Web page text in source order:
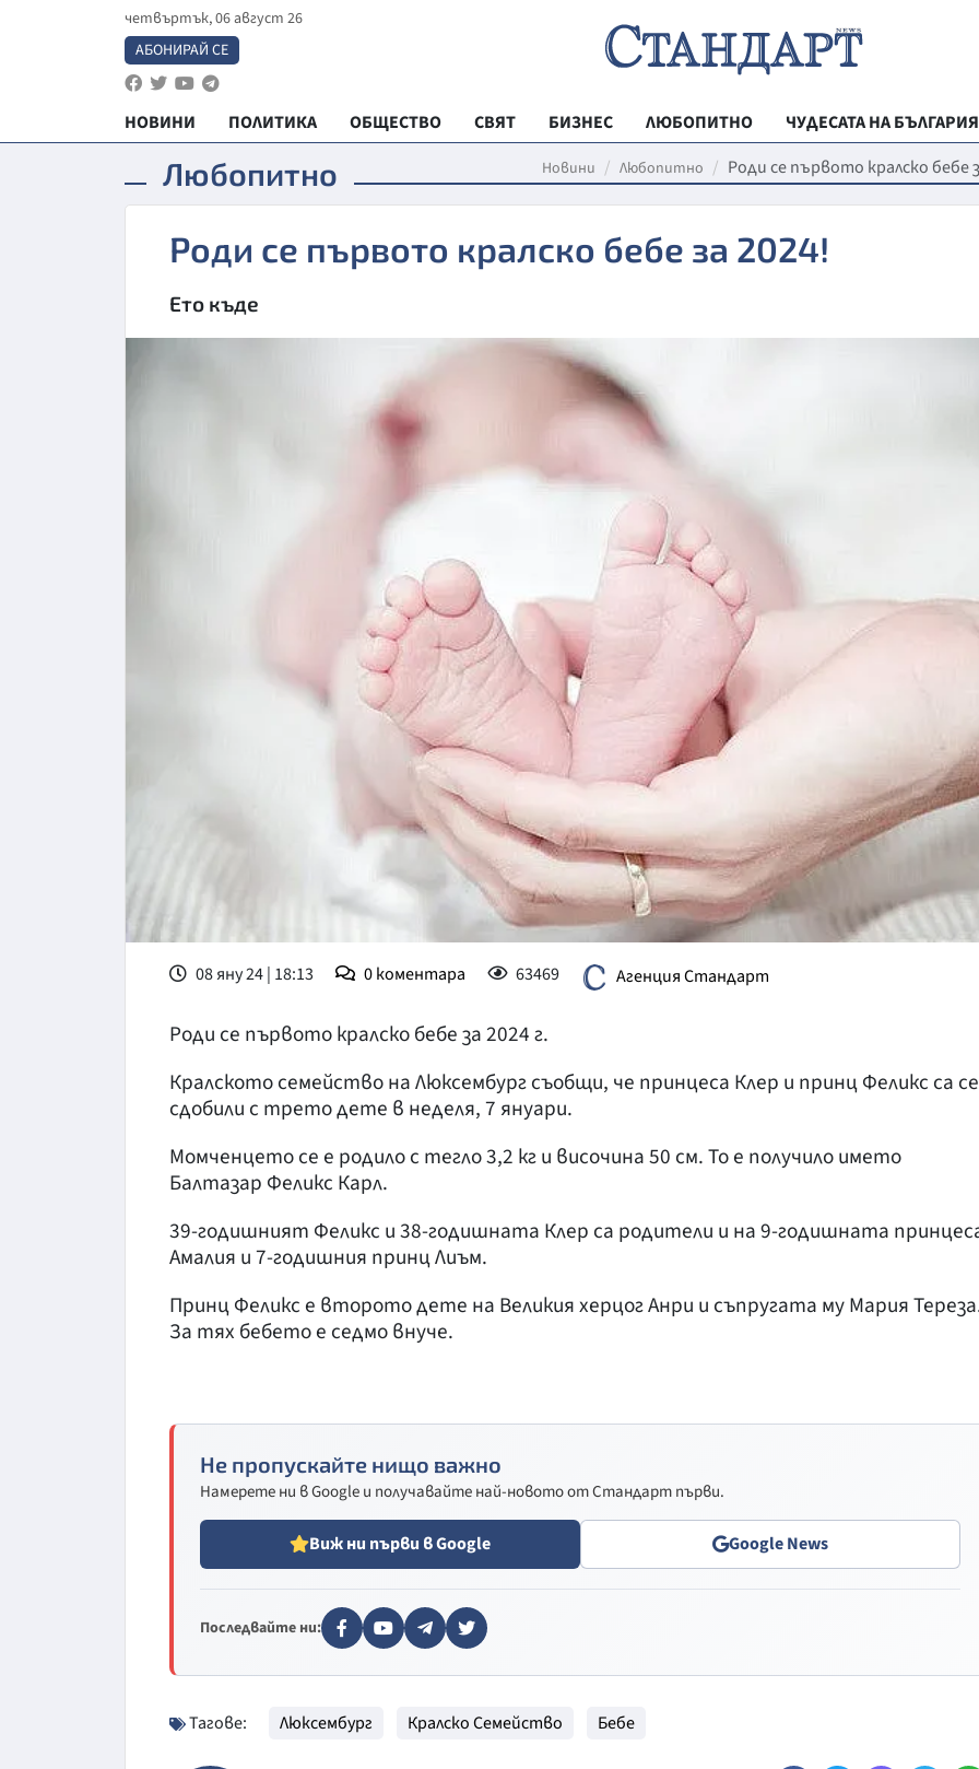
четвъртък, 06 август 26
АБОНИРАЙ СЕ
НОВИНИ ПОЛИТИКА ОБЩЕСТВО СВЯТ БИЗНЕС ЛЮБОПИТНО
ЧУДЕСАТА НА БЪЛГАРИЯ
РЕГИОНАЛНИ
ВЕСТНИК
КРИМИ
ВОЙНАТА В
ВРЕМЕТО
Любопитно Новини Любопитно Роди се първото кралско бебе
Роди се първото кралско бебе за 2024!
Ето къде
08 яну 24 | 18:13 0коментара 63469 Агенция Стандарт
Роди се първото кралско бебе за 2024 г.
Кралското семейство на Люксембург съобщи, че принцеса Клер и принц Феликс са се
сдобили с трето дете в неделя, 7 януари.
Момченцето се е родило с тегло 3,2 кг и височина 50 см. То е получило името
Балтазар Феликс Карл.
39-годишният Феликс и 38-годишната Клер са родители и на 9-годишната
Амалия и 7-годишния принц Лиъм.
Принц Феликс е второто дете на Великия херцог Анри и съпругата му Мария
За тях бебето е седмо внуче.
Не пропускайте нищо важно
Намерете ни в Google и получавайте най-новото от Стандарт първи.
Виж ни първи в Google Google News
Последвайте ни:
Тагове: Люксембург Кралско Семейство Бебе